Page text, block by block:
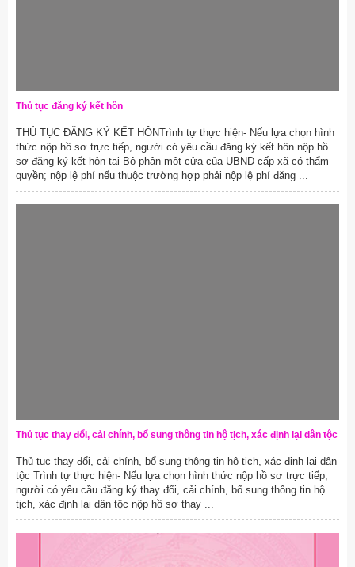
Thủ tục đăng ký kết hôn
THỦ TỤC ĐĂNG KÝ KẾT HÔNTrình tự thực hiện- Nếu lựa chọn hình
thức nộp hồ sơ trực tiếp, người có yêu cầu đăng ký kết hôn nộp hồ
sơ đăng ký kết hôn tại Bộ phận một cửa của UBND cấp xã có thẩm
quyền; nộp lệ phí nếu thuộc trường hợp phải nộp lệ phí đăng ...
Thủ tục thay đổi, cải chính, bổ sung thông tin hộ tịch, xác định lại dân tộc
Thủ tục thay đổi, cải chính, bổ sung thông tin hộ tịch, xác định lại dân
tộc Trình tự thực hiện- Nếu lựa chọn hình thức nộp hồ sơ trực tiếp,
người có yêu cầu đăng ký thay đổi, cải chính, bổ sung thông tin hộ
tịch, xác định lại dân tộc nộp hồ sơ thay ...